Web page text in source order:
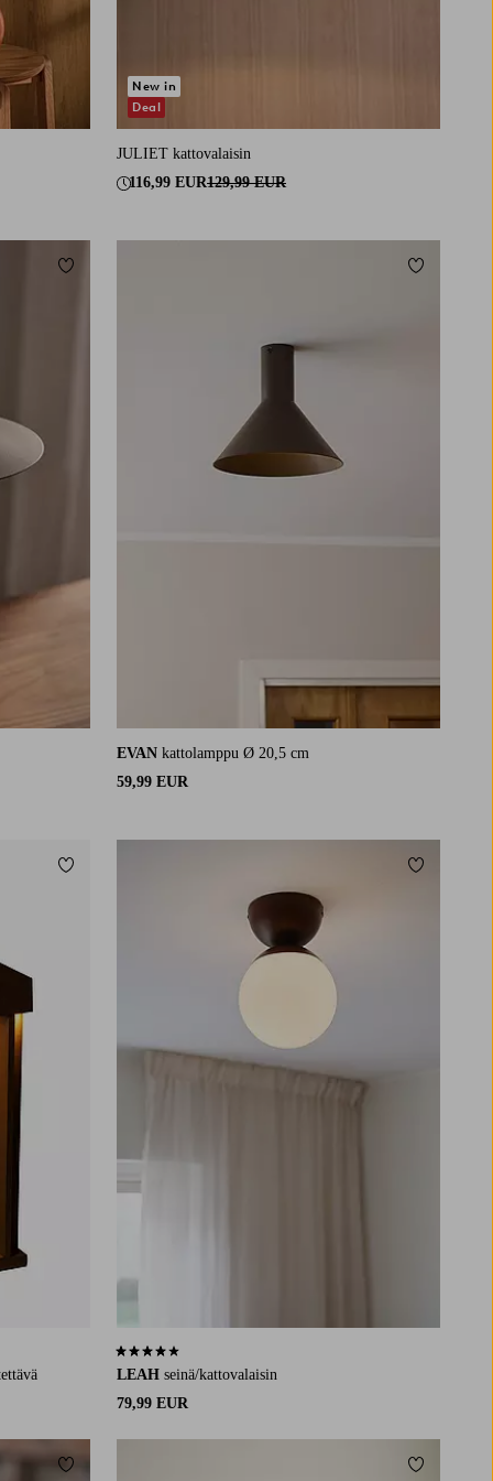
JULIET kattovalaisin
116,99 EUR129,99 EUR
New in
Deal
Lisää suosikkeihin
EVAN kattolamppu Ø 20,5 cm
59,99 EUR
Lisää
Lisää suosikkeihin
LEAH seinä/kattovalaisin
79,99 EUR
4,0 perustuen 2 arvosanaan
Lisää
Lisää suosikkeihin Lisää